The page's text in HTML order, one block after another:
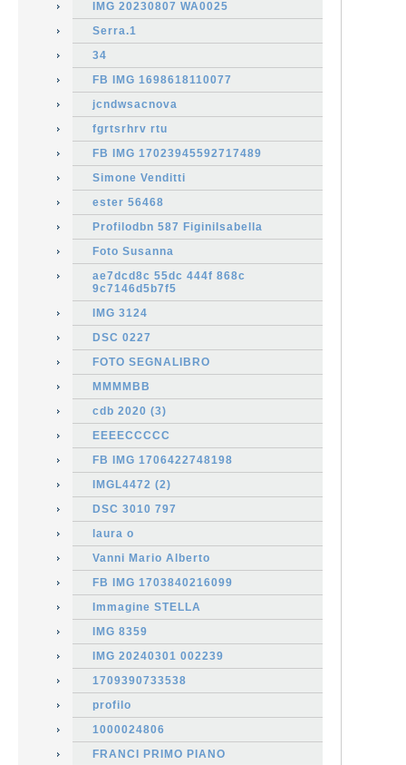
IMG 20230807 WA0025
Serra.1
34
FB IMG 1698618110077
jcndwsacnova
fgrtsrhrv rtu
FB IMG 17023945592717489
Simone Venditti
ester 56468
Profilodbn 587 FiginiIsabella
Foto Susanna
ae7dcd8c 55dc 444f 868c
9c7146d5b7f5
IMG 3124
DSC 0227
FOTO SEGNALIBRO
MMMMBB
cdb 2020 (3)
EEEECCCCC
FB IMG 1706422748198
IMGL4472 (2)
DSC 3010 797
laura o
Vanni Mario Alberto
FB IMG 1703840216099
Immagine STELLA
IMG 8359
IMG 20240301 002239
1709390733538
profilo
1000024806
FRANCI PRIMO PIANO